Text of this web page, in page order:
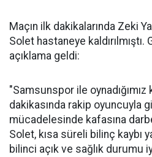
Maçın ilk dakikalarında Zeki
Solet hastaneye
açıklama geldi:
"Samsunspor ile oynadığımız
dakikasında rakip oyuncuyla
mücadelesinde kafasına
Solet, kısa süreli bilinç kaybı
bilinci açık ve sağlık durumu